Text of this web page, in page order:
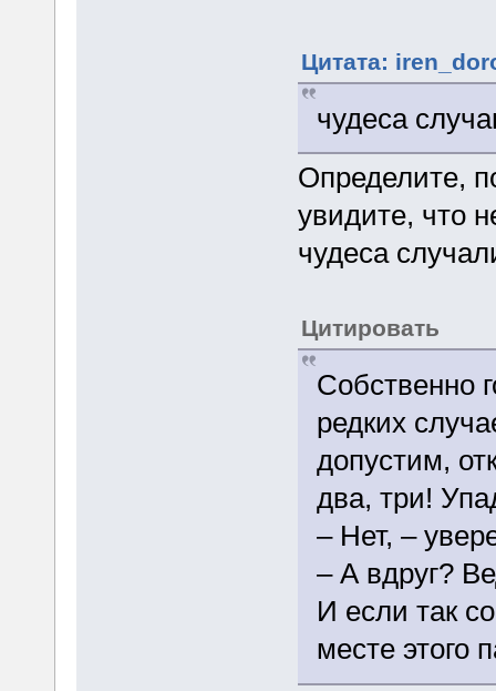
Цитата:
чудеса
Определите,
увидите, что
чудеса
Цитировать
Собственно
редких
допустим,
два, три!
– Нет, –
– А вдруг?
И если так
месте этого